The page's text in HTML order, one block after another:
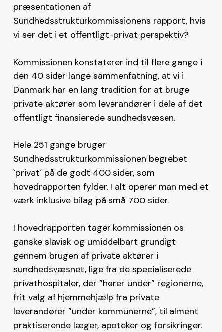
præsentationen af
Sundhedsstrukturkommissionens rapport, hvis
vi ser det i et offentligt-privat perspektiv?
Kommissionen konstaterer ind til flere gange i
den 40 sider lange sammenfatning, at vi i
Danmark har en lang tradition for at bruge
private aktører som leverandører i dele af det
offentligt finansierede sundhedsvæsen.
Hele 251 gange bruger
Sundhedsstrukturkommissionen begrebet
`privat´ på de godt 400 sider, som
hovedrapporten fylder. I alt operer man med et
værk inklusive bilag på små 700 sider.
I hovedrapporten tager kommissionen os
ganske slavisk og umiddelbart grundigt
gennem brugen af private aktører i
sundhedsvæsnet, lige fra de specialiserede
privathospitaler, der ”hører under” regionerne,
frit valg af hjemmehjælp fra private
leverandører ”under kommunerne”, til alment
praktiserende læger, apoteker og forsikringer.